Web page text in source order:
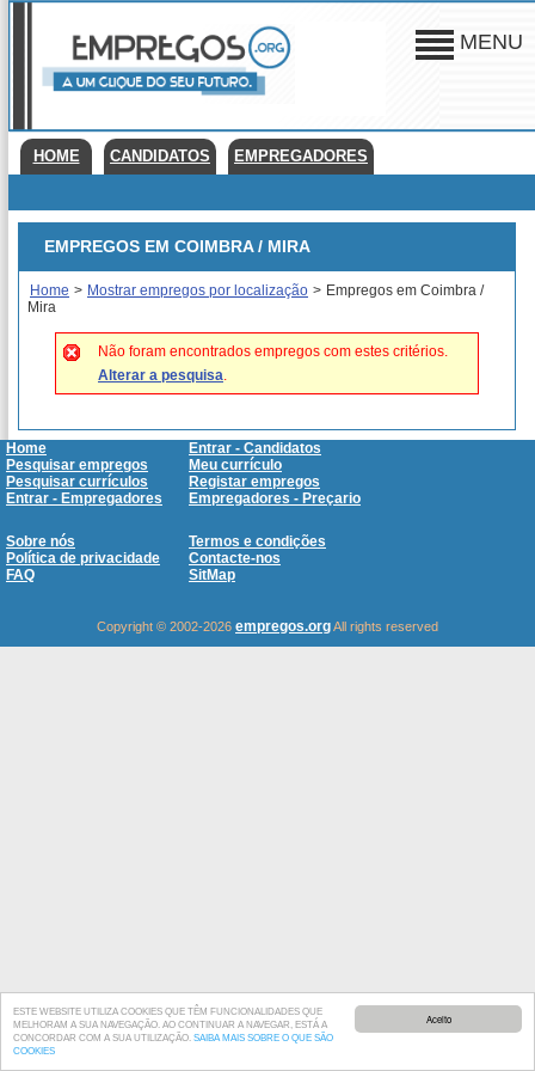
Aceito
ESTE WEBSITE UTILIZA COOKIES QUE TÊM FUNCIONALIDADES QUE
MELHORAM A SUA NAVEGAÇÃO. AO CONTINUAR A NAVEGAR, ESTÁ A
CONCORDAR COM A SUA UTILIZAÇÃO. SAIBA MAIS SOBRE O QUE SÃO
COOKIES
MENU
HOME CANDIDATOS EMPREGADORES
EMPREGOS EM COIMBRA / MIRA
Home > Mostrar empregos por localização > Empregos em Coimbra /
Mira
Não foram encontrados empregos com estes critérios.
Alterar a pesquisa.
Home
Entrar - Candidatos
Pesquisar empregos
Meu currículo
Pesquisar currículos
Registar empregos
Entrar - Empregadores
Empregadores - Preçario
Sobre nós
Termos e condições
Política de privacidade
Contacte-nos
FAQ
SitMap
Copyright © 2002-2026 empregos.orgAll rights reserved